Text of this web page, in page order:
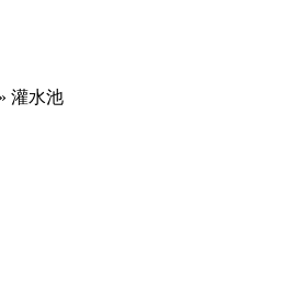
» 灌水池